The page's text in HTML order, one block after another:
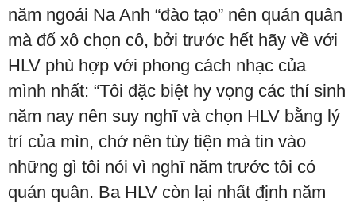
năm ngoái Na Anh “đào tạo” nên quán quân
mà đổ xô chọn cô, bởi trước hết hãy về với
HLV phù hợp với phong cách nhạc của
mình nhất: “Tôi đặc biệt hy vọng các thí sinh
năm nay nên suy nghĩ và chọn HLV bằng lý
trí của mìn, chớ nên tùy tiện mà tin vào
những gì tôi nói vì nghĩ năm trước tôi có
quán quân. Ba HLV còn lại nhất định năm